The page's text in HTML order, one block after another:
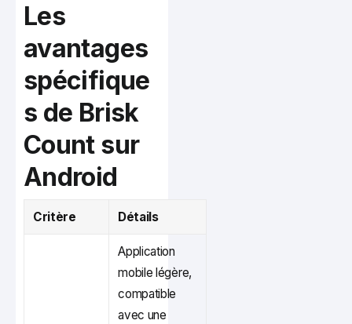
Les
avantages
spécifique
s de Brisk
Count sur
Android
Critère Détails
Application
mobile légère,
compatible
avec une